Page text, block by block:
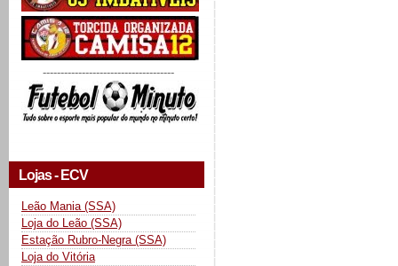
-------------------------------------
Lojas - ECV
Leão Mania (SSA)
Loja do Leão (SSA)
Estação Rubro-Negra (SSA)
Loja do Vitória